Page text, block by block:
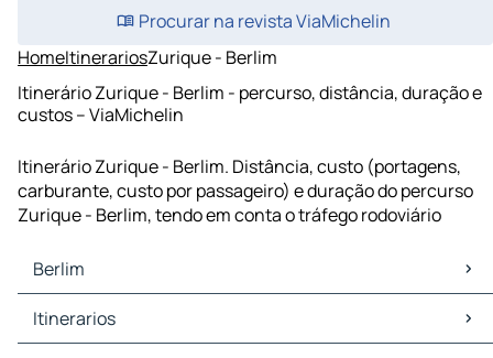
Procurar na revista ViaMichelin
HomeItinerariosZurique - Berlim
Itinerário Zurique - Berlim - percurso, distância, duração e
custos – ViaMichelin
Itinerário Zurique - Berlim. Distância, custo (portagens,
carburante, custo por passageiro) e duração do percurso
Zurique - Berlim, tendo em conta o tráfego rodoviário
Berlim
Berlim Mapas Plantas
Berlim Trafego
Itinerarios